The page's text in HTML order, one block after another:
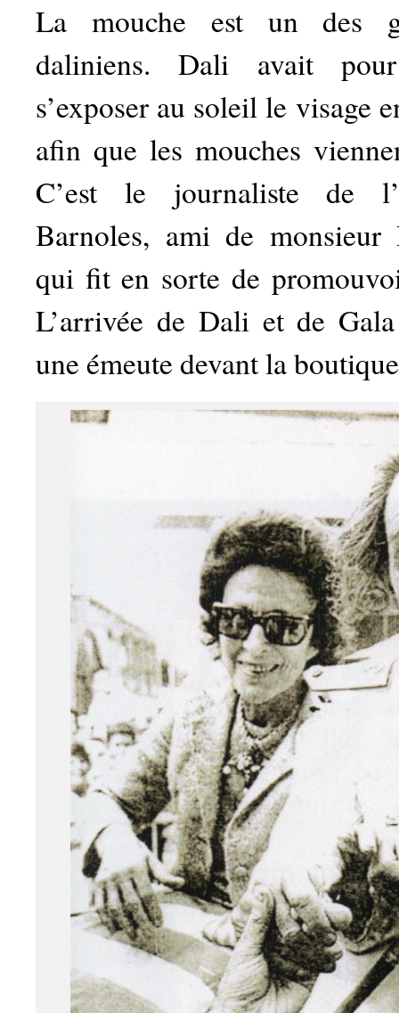
La mouche est un des
daliniens. Dali avait
s’exposer au soleil le visage
afin que les mouches
C’est le journaliste de
Barnoles, ami de monsieur
qui fit en sorte de
L’arrivée de Dali et de
une émeute devant la